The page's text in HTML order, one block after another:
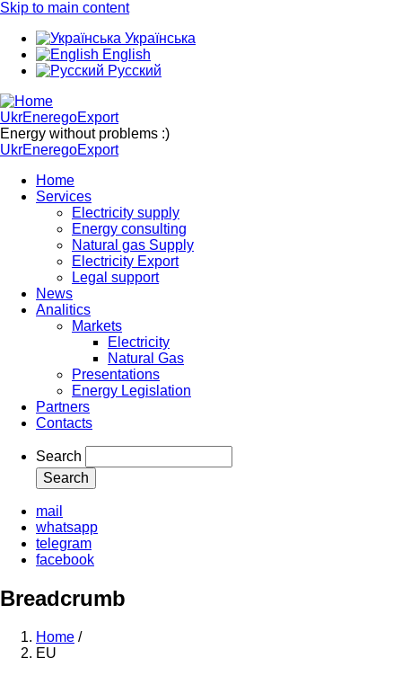
Skip to main content
Українська
English
Русский
UkrEneregoExport
Energy without problems :)
UkrEneregoExport
Home
Services
Electricity supply
Energy consulting
Natural gas Supply
Electricity Export
Legal support
News
Analitics
Markets
Electricity
Natural Gas
Presentations
Energy Legislation
Partners
Contacts
Search
mail
whatsapp
telegram
facebook
Breadcrumb
Home /
EU